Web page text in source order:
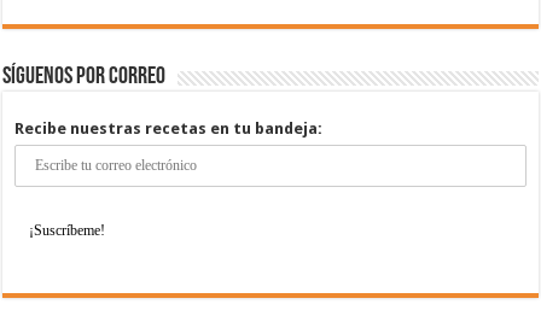
Síguenos por correo
Recibe nuestras recetas en tu bandeja: